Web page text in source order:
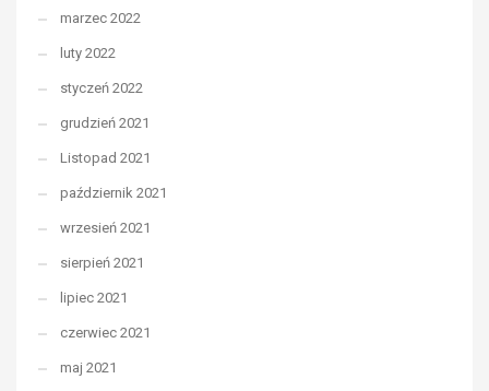
marzec 2022
luty 2022
styczeń 2022
grudzień 2021
Listopad 2021
październik 2021
wrzesień 2021
sierpień 2021
lipiec 2021
czerwiec 2021
maj 2021